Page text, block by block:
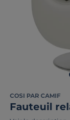
COSI PAR CAMIF
Fauteuil